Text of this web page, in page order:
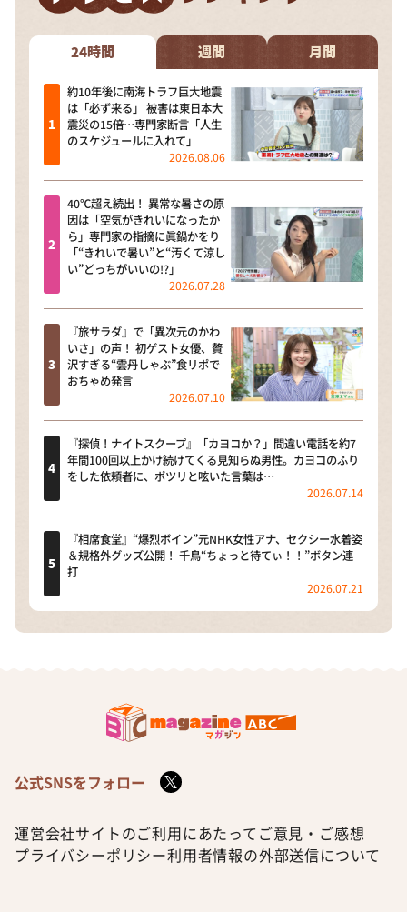
24時間 週間 月間
約10年後に南海トラフ巨大地震
は「必ず来る」 被害は東日本大
震災の15倍…専門家断言「人生
のスケジュールに入れて」
2026.08.06
40℃超え続出！ 異常な暑さの原
因は「空気がきれいになったか
ら」専門家の指摘に眞鍋かをり
「“きれいで暑い”と“汚くて涼し
い”どっちがいいの!?」
2026.07.28
『旅サラダ』で「異次元のかわ
いさ」の声！ 初ゲスト女優、贅
沢すぎる“雲丹しゃぶ”食リポで
おちゃめ発言
2026.07.10
『探偵！ナイトスクープ』「カヨコか？」間違い電話を約7
年間100回以上かけ続けてくる見知らぬ男性。カヨコのふり
をした依頼者に、ポツリと呟いた言葉は…
2026.07.14
『相席食堂』“爆烈ボイン”元NHK女性アナ、セクシー水着姿
＆規格外グッズ公開！ 千鳥“ちょっと待てぃ！！”ボタン連
打
2026.07.21
公式SNSをフォロー
運営会社サイトのご利用にあたって ご意見・ご感想
プライバシーポリシー利用者情報の外部送信について